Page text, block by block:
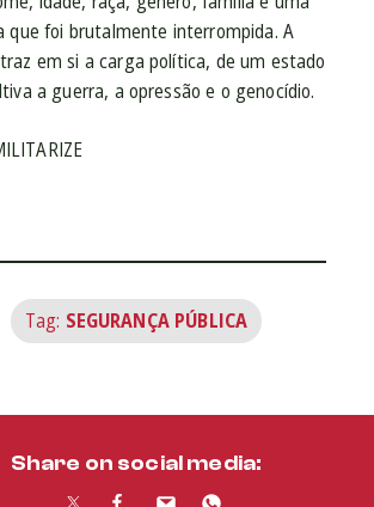
que foi brutalmente interrompida. A
em si a carga política, de um estado
a guerra, a opressão e o genocídio.
Tag: SEGURANÇA PÚBLICA
Share on social media: